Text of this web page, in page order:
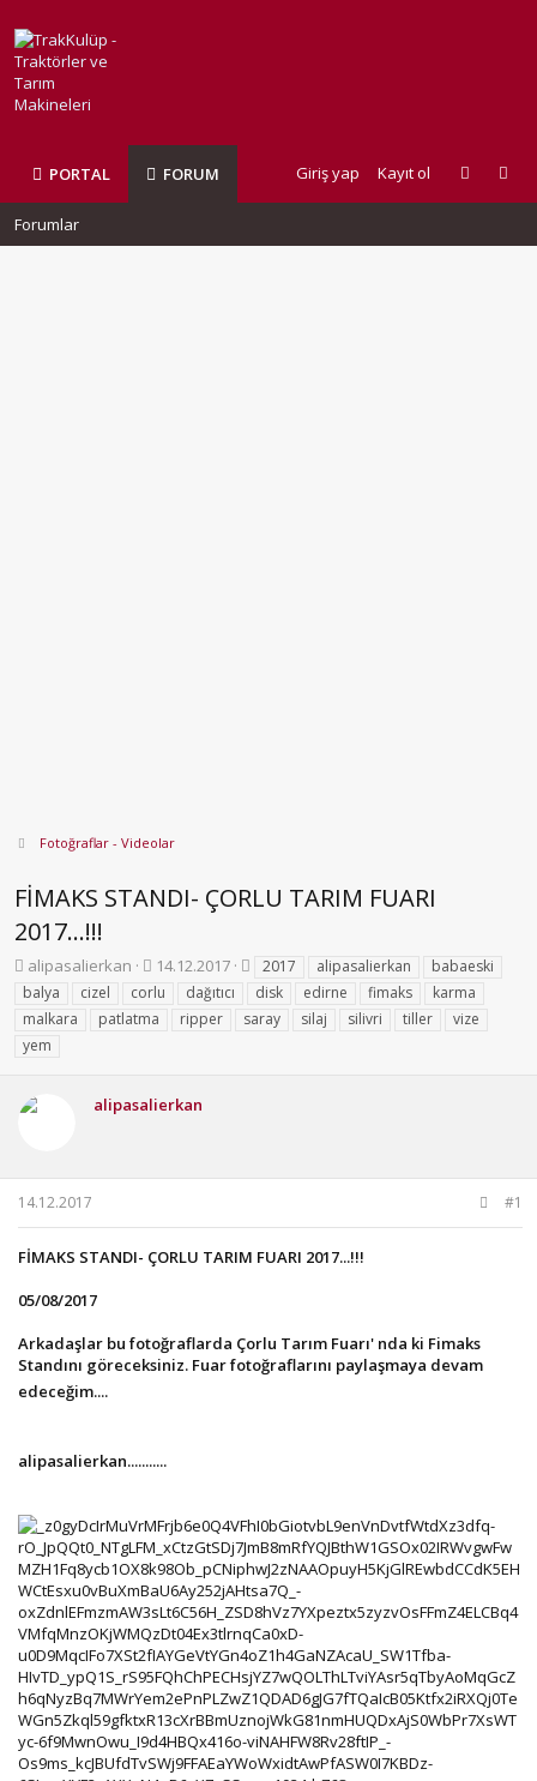
PORTAL FORUM Giriş yap Kayıt ol
Forumlar
Fotoğraflar - Videolar
FİMAKS STANDI- ÇORLU TARIM FUARI
2017...!!!
K
o
b
u
u
b
l
a
t
a
n
alipasalierkan
B
a
l
g
ı
a
i
i
14.12.2017
t
k
2017 alipasalierkan
babaeski
balya
cizel corlu dağıtıcı disk edirne fimaks
karma
malkara
patlatma ripper saray silaj silivri tiller
vize
yem
alipasalierkan
14.12.2017 #1
FİMAKS STANDI- ÇORLU TARIM FUARI 2017...!!!
05/08/2017
Arkadaşlar bu fotoğraflarda Çorlu Tarım Fuarı' nda ki Fimaks
Standını göreceksiniz. Fuar fotoğraflarını paylaşmaya devam
edeceğim....
alipasalierkan...........